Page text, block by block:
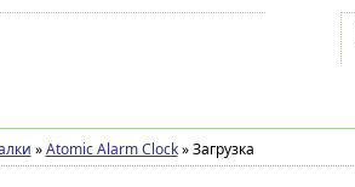
» Atomic Alarm Clock »Загрузка